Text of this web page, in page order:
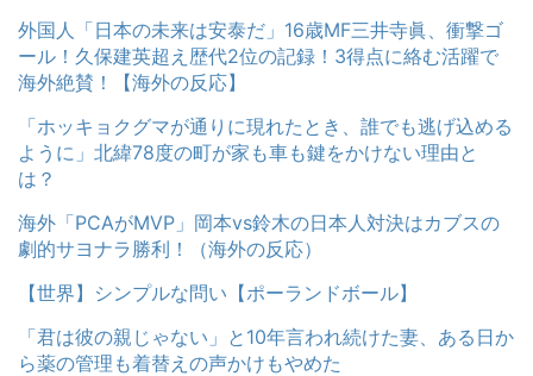
外国人「日本の未来は安泰だ」16歳MF三井寺眞、衝撃ゴ
ール！久保建英超え歴代2位の記録！3得点に絡む活躍で
海外絶賛！【海外の反応】
「ホッキョクグマが通りに現れたとき、誰でも逃げ込める
ように」北緯78度の町が家も車も鍵をかけない理由と
は？
海外「PCAがMVP」岡本vs鈴木の日本人対決はカブスの
劇的サヨナラ勝利！（海外の反応）
【世界】シンプルな問い【ポーランドボール】
「君は彼の親じゃない」と10年言われ続けた妻、ある日か
ら薬の管理も着替えの声かけもやめた